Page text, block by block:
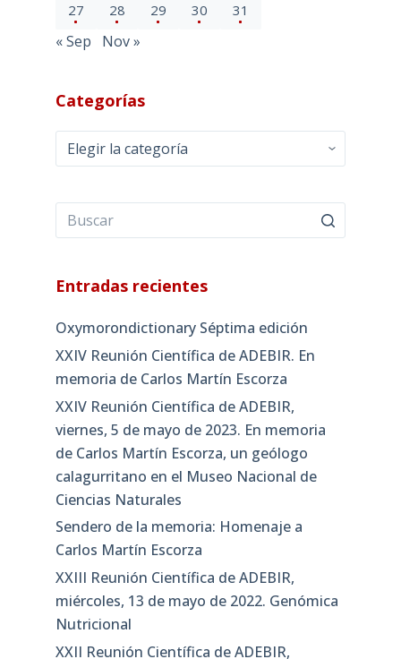
27 28 29 30 31
« Sep Nov »
Categorías
Categorías
Entradas recientes
Oxymorondictionary Séptima edición
XXIV Reunión Científica de ADEBIR. En
memoria de Carlos Martín Escorza
XXIV Reunión Científica de ADEBIR,
viernes, 5 de mayo de 2023. En memoria
de Carlos Martín Escorza, un geólogo
calagurritano en el Museo Nacional de
Ciencias Naturales
Sendero de la memoria: Homenaje a
Carlos Martín Escorza
XXIII Reunión Científica de ADEBIR,
miércoles, 13 de mayo de 2022. Genómica
Nutricional
XXII Reunión Científica de ADEBIR,